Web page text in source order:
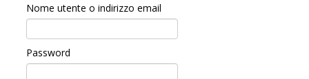
Nome utente o indirizzo email
Password